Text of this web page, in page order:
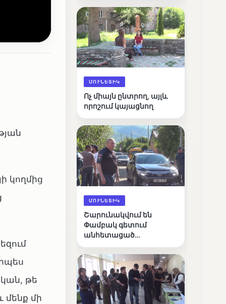
կողմից
թե
մի
արդյունքները
ՄՈՒՆԵՏԻԿ
Ոչ միայն ընտրող, այլև
որոշում կայացնող
ՄՈՒՆԵՏԻԿ
Շարունակվում են
Փամբակ գետում
անհետացած
որոնողական
աշխատանքները